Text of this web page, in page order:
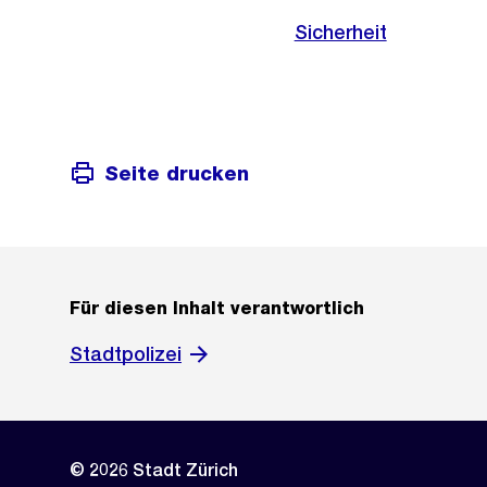
Sicherheit
Seite drucken
Für diesen Inhalt verantwortlich
Stadtpolizei
© 2026 Stadt Zürich